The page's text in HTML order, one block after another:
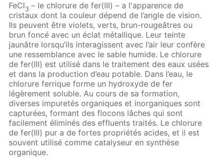
FeCl3 – le chlorure de fer(III) – a l'apparence de
cristaux dont la couleur dépend de l’angle de vision.
Ils peuvent être violets, verts, brun-rougeâtres ou
brun foncé avec un éclat métallique. Leur teinte
jaunâtre lorsqu’ils interagissent avec l’air leur confère
une ressemblance avec le sable humide. Le chlorure
de fer(III) est utilisé dans le traitement des eaux usées
et dans la production d’eau potable. Dans l’eau, le
chlorure ferrique forme un hydroxyde de fer
légèrement soluble. Au cours de sa formation,
diverses impuretés organiques et inorganiques sont
capturées, formant des flocons lâches qui sont
facilement éliminés des effluents traités. Le chlorure
de fer(III) pur a de fortes propriétés acides, et il est
souvent utilisé comme catalyseur en synthèse
organique.